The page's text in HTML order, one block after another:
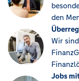
den
Wir
Jobs